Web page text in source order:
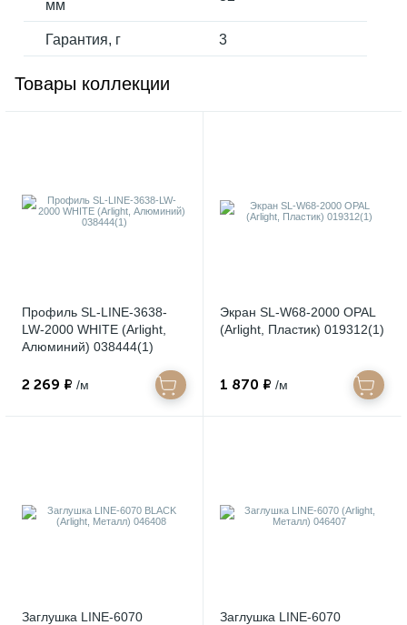
мм
Гарантия, г 3
Товары коллекции
Профиль SL-LINE-3638-
LW-2000 WHITE (Arlight,
Алюминий) 038444(1)
2 269 ₽ /м
Экран SL-W68-2000 OPAL
(Arlight, Пластик) 019312(1)
1 870 ₽ /м
Заглушка LINE-6070
Заглушка LINE-6070